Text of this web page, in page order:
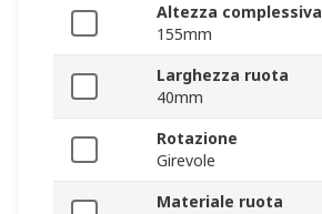
Altezza complessiva
155mm
Larghezza ruota
40mm
Rotazione
Girevole
Materiale ruota